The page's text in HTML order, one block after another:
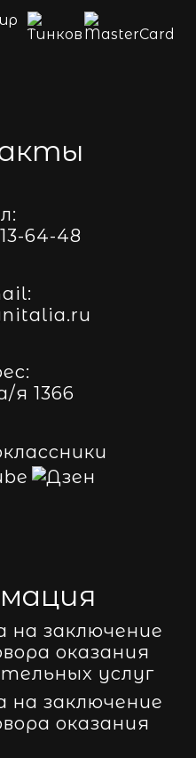
64-48
я 1366
на заключение
оказания
услуг
на заключение
оказания